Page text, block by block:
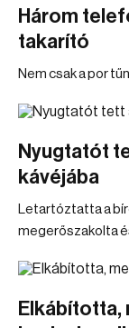
Három
takarító
Nem csak a por
Nyugtatót
kávéjába
Letartóztatta a
megerőszakolta
Elkábította,